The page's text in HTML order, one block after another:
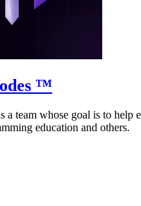
™
a team whose goal is to help
education and others.